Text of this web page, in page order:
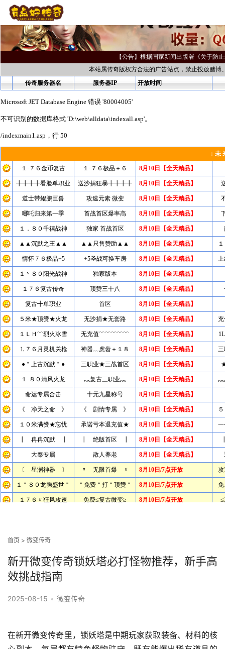
首页 > 微变传奇
新开微变传奇锁妖塔必打怪物推荐，新手高
效挑战指南
2025-08-15 • 微变传奇
在新开微变传奇里，锁妖塔是中期玩家获取装备、材料的核